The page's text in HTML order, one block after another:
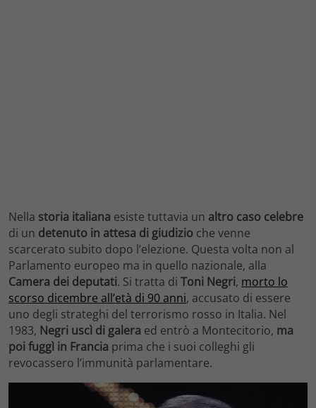
Nella storia italiana esiste tuttavia un altro caso celebre
di un detenuto in attesa di giudizio che venne
scarcerato subito dopo l’elezione. Questa volta non al
Parlamento europeo ma in quello nazionale, alla
Camera dei deputati. Si tratta di Toni Negri, morto lo
scorso dicembre all’età di 90 anni, accusato di essere
uno degli strateghi del terrorismo rosso in Italia. Nel
1983, Negri uscì di galera ed entrò a Montecitorio, ma
poi fuggì in Francia prima che i suoi colleghi gli
revocassero l’immunità parlamentare.